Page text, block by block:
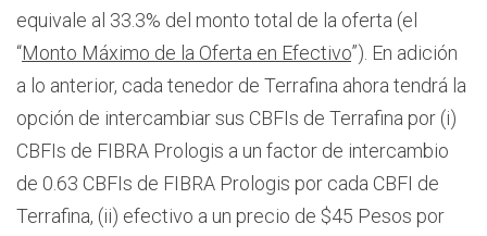
equivale al 33.3% del monto total de la oferta (el
“Monto Máximo de la Oferta en Efectivo”). En adición
a lo anterior, cada tenedor de Terrafina ahora tendrá la
opción de intercambiar sus CBFIs de Terrafina por (i)
CBFIs de FIBRA Prologis a un factor de intercambio
de 0.63 CBFIs de FIBRA Prologis por cada CBFI de
Terrafina, (ii) efectivo a un precio de $45 Pesos por